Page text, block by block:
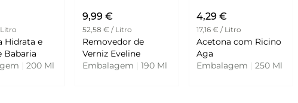
Hidrata e
Protege Babaria
200 Ml
9,99 €
52,58 € / Litro
Removedor de
Verniz Eveline
Embalagem
190 Ml
4,29 €
17,16 € / Litro
Acetona com Ricino
Aga
Embalagem
250 Ml